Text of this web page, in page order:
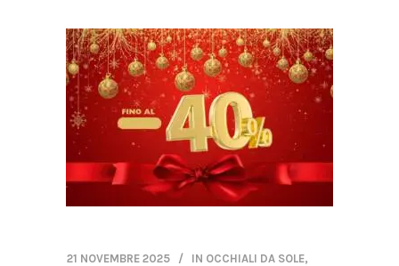
21 NOVEMBRE 2025 IN OCCHIALI DA SOLE,